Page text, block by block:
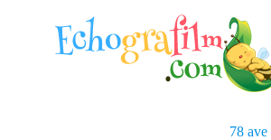
78 ave